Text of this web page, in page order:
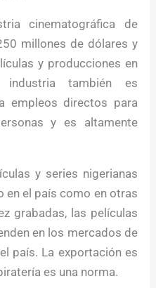
cinematográfica de
millones de dólares y
y producciones en
también es
empleos directos para
y es altamente
y series nigerianas
en el país como en otras
grabadas, las películas
en los mercados de
país. La exportación es
es una norma.